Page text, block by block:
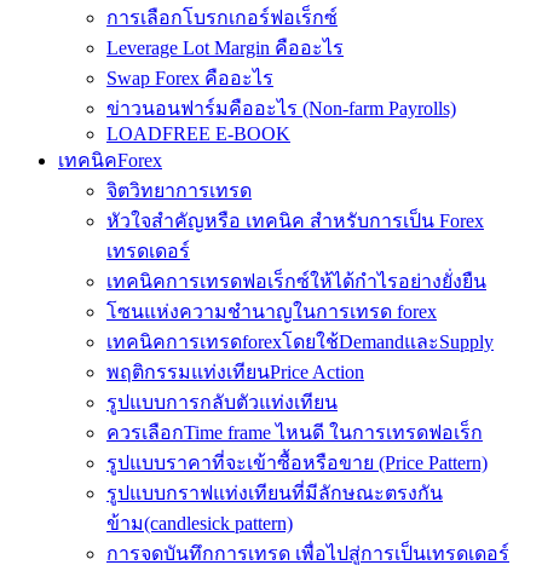
การเลือกโบรกเกอร์ฟอเร็กซ์
Leverage Lot Margin คืออะไร
Swap Forex คืออะไร
ข่าวนอนฟาร์มคืออะไร (Non-farm Payrolls)
LOADFREE E-BOOK
เทคนิคForex
จิตวิทยาการเทรด
หัวใจสำคัญหรือ เทคนิค สำหรับการเป็น Forex
เทรดเดอร์
เทคนิคการเทรดฟอเร็กซ์ให้ได้กำไรอย่างยั่งยืน
โซนแห่งความชำนาญในการเทรด forex
เทคนิคการเทรดforexโดยใช้DemandและSupply
พฤติกรรมแท่งเทียนPrice Action
รูปแบบการกลับตัวแท่งเทียน
ควรเลือกTime frame ไหนดี ในการเทรดฟอเร็ก
รูปแบบราคาที่จะเข้าซื้อหรือขาย (Price Pattern)
รูปแบบกราฟแท่งเทียนที่มีลักษณะตรงกัน
ข้าม(candlesick pattern)
การจดบันทึกการเทรด เพื่อไปสู่การเป็นเทรดเดอร์